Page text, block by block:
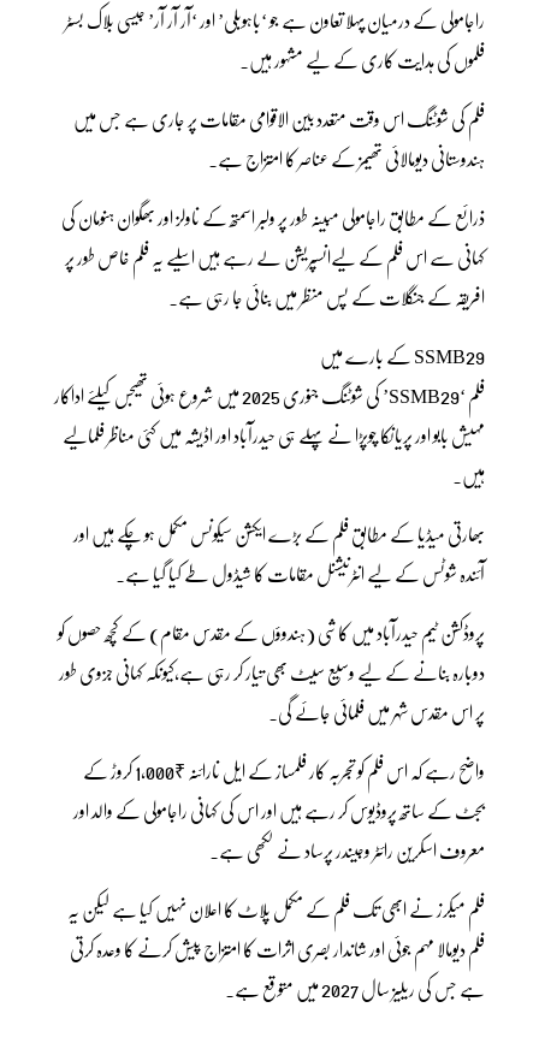
راجامولی کے درمیان پہلا تعاون ہے جو ‘باہوبلی’ اور ‘آر آر آر’ جیسی بلاک بسٹر
فلموں کی ہدایت کاری کے لیے مشہور ہیں۔
فلم کی شوٹنگ اس وقت متعدد بین الاقوامی مقامات پر جاری ہے جس میں
ہندوستانی دیومالائی تھیمز کے عناصر کا امتزاج ہے۔
ذرائع کے مطابق راجامولی مبینہ طور پر ولبر اسمتھ کے ناولز اور بھگوان ہنومان کی
کہانی سے اس فلم کے لیےانسپریشن لے رہے ہیں اسلیے یہ فلم خاص طور پر
افریقہ کے جنگلات کے پس منظر میں بنائی جا رہی ہے۔
SSMB29 کے بارے میں
فلم ‘SSMB29’ کی شوٹنگ جنوری 2025 میں شروع ہوئی تھیجس کیلئے اداکار
مہیش بابو اور پریانکا چوپڑا نے پہلے ہی حیدرآباد اور اڈیشہ میں کئی مناظر فلمالیے
ہیں۔
بھارتی میڈیا کے مطابق فلم کے بڑے ایکشن سیکونس مکمل ہو چکے ہیں اور
آئندہ شوٹس کے لیے انٹرنیشنل مقامات کا شیڈول طے کیا گیا ہے۔
پروڈکشن ٹیم حیدرآباد میں کاشی (ہندوؤں کے مقدس مقام) کے کچھ حصوں کو
دوبارہ بنانے کے لیے وسیع سیٹ بھی تیار کر رہی ہے،کیونکہ کہانی جزوی طور
پر اس مقدس شہر میں فلمائی جائے گی۔
واضح رہے کہ اس فلم کو تجربہ کار فلمساز کے ایل نارائنہ ₹1,000 کروڑ کے
بجٹ کے ساتھ پروڈیوس کر رہے ہیں اور اس کی کہانی راجامولی کے والد اور
معروف اسکرین رائٹر وجیندر پرساد نے لکھی ہے۔
فلم میکرز نے ابھی تک فلم کے مکمل پلاٹ کا اعلان نہیں کیا ہے لیکن یہ
فلم دیومالا مہم جوئی اور شاندار بصری اثرات کا امتزاج پیش کرنے کا وعدہ کرتی
ہے جس کی ریلیز سال 2027 میں متوقع ہے۔